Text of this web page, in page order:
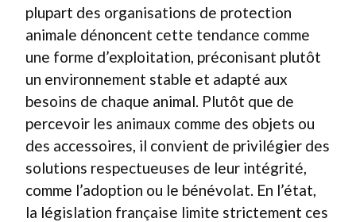
plupart des organisations de protection
animale dénoncent cette tendance comme
une forme d’exploitation, préconisant plutôt
un environnement stable et adapté aux
besoins de chaque animal. Plutôt que de
percevoir les animaux comme des objets ou
des accessoires, il convient de privilégier des
solutions respectueuses de leur intégrité,
comme l’adoption ou le bénévolat. En l’état,
la législation française limite strictement ces